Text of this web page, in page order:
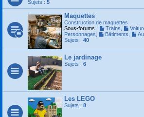
Sujets : 5
Maquettes
Construction de maquettes
Sous-forums :
Trains
Personnages
Bâtiments
Sujets : 40
Le jardinage
Sujets : 6
Les LEGO
Sujets : 8